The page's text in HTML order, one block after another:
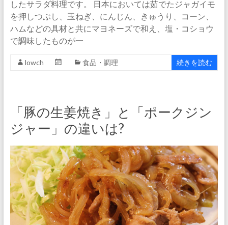
したサラダ料理です。 日本においては茹でたジャガイモ
を押しつぶし、玉ねぎ、にんじん、きゅうり、コーン、
ハムなどの具材と共にマヨネーズで和え、塩・コショウ
で調味したものが一
lowch 食品・調理 続きを読む
「豚の生姜焼き」と「ポークジン
ジャー」の違いは?